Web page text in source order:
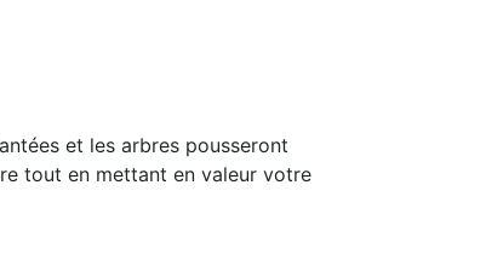
et les arbres pousseront
tout en mettant en valeur votre